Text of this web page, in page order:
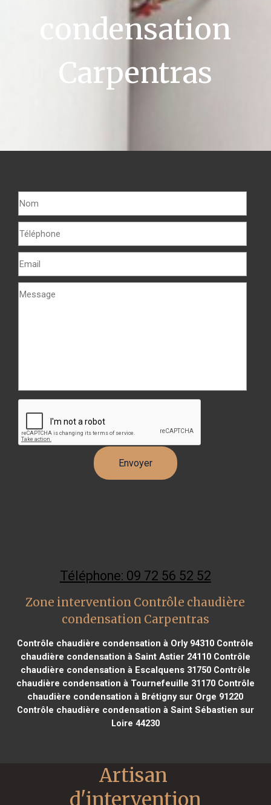
condensation
Carpentras
Téléphone: 09 72 56 52 52
Zone intervention Contrôle chaudière
condensation Carpentras
Contrôle chaudière condensation à Orly 94310 Contrôle
chaudière condensation à Saint Astier 24110Contrôle
chaudière condensation à Escalquens 31750Contrôle
chaudière condensation à Tournefeuille 31170Contrôle
chaudière condensation à Brétigny sur Orge 91220
Contrôle chaudière condensation à Saint Sébastien sur
Loire 44230
Artisan
d'intervention